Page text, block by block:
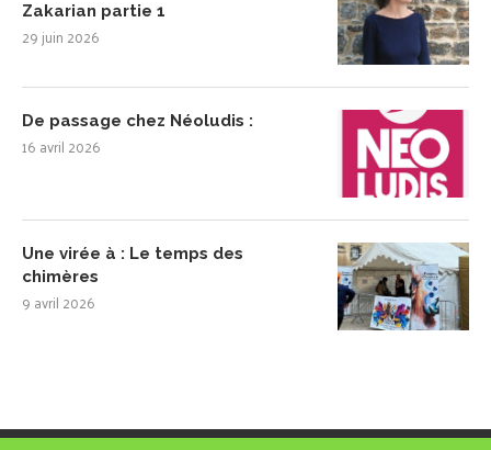
Zakarian partie 1
29 juin 2026
De passage chez Néoludis :
16 avril 2026
Une virée à : Le temps des
chimères
9 avril 2026